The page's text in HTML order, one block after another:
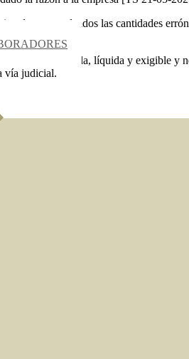
de sus empleados las cantidades
era vencida, líquida y exigible
vía judicial.